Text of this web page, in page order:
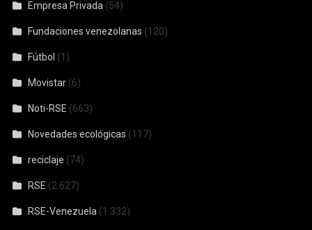
Empresa Privada (54)
Fundaciones venezolanas (120)
Fútbol (1)
Movistar (6)
Noti-RSE (663)
Novedades ecológicas (117)
reciclaje (74)
RSE (2.627)
RSE-Venezuela (1.332)